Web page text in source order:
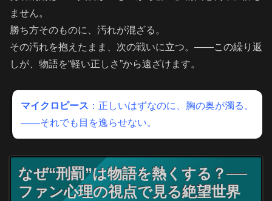
ません。
勝ち方そのものに、汚れが混ざる。
その汚れを抱えたまま、次の戦いに立つ。――この繰り返
しが、物語を“軽い正しさ”から遠ざけます。
マイクロピース ：正しいはずなのに、胸の奥が濁る。
――それでも目を逸らせない。
なぜ“刑罰”は物語を熱くする？──
ファン心理の視点で見る絶望世界